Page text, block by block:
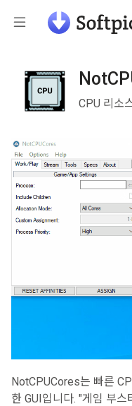
CPU 리소
NotCPUCores는 빠른
한 GUI입니다. "게임 부